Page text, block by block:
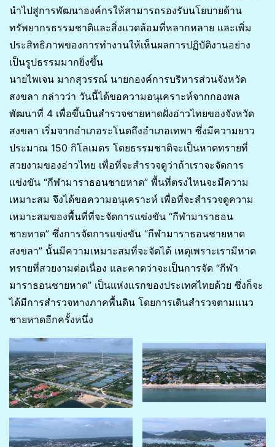
นำไปสู่การพัฒนาองค์กรให้สามารถรองรับนโยบายด้าน
ทรัพยากรธรรมชาติและสิ่งแวดล้อมที่หลากหลาย และเพิ่ม
ประสิทธิภาพของการทำงานให้เห็นผลการปฏิบัติงานอย่าง
เป็นรูปธรรมมากยิ่งขึ้น
นายไพเจน มากสุวรรณ์ นายกองค์การบริหารส่วนจังหวัด
สงขลา กล่าวว่า วันนี้ได้ขอความอนุเคราะห์จากกองพล
พัฒนาที่ 4 เพื่อขึ้นบินสำรวจชายหาดฝั่งอ่าวไทยของจังหวัด
สงขลา เริ่มจากอำเภอระโนดถึงอำเภอเทพา ซึ่งมีความยาว
ประมาณ 150 กิโลเมตร โดยธรรมชาติจะเป็นหาดทรายที่
สวยงามของอ่าวไทย เพื่อที่จะสำรวจดูว่าถ้าเราจะจัดการ
แข่งขัน “กีฬามาราธอนชายหาด” พื้นที่ตรงไหนจะมีความ
เหมาะสม จึงได้ขอความอนุเคราะห์ เพื่อที่จะสำรวจดูความ
เหมาะสมของพื้นที่ที่จะจัดการแข่งขัน “กีฬามาราธอน
ชายหาด” ซึ่งการจัดการแข่งขัน “กีฬามาราธอนชายหาด
สงขลา” นั้นมีความเหมาะสมที่จะจัดได้ เหตุเพราะเรามีหาด
ทรายที่สวยงามต่อเนื่อง และคาดว่าจะเป็นการจัด “กีฬา
มาราธอนชายหาด” เป็นแห่งแรกของประเทศไทยด้วย ซึ่งก็จะ
ได้มีการสำรวจทางภาคพื้นดิน โดยการเดินสำรวจตามแนว
ชายหาดอีกครั้งหนึ่ง